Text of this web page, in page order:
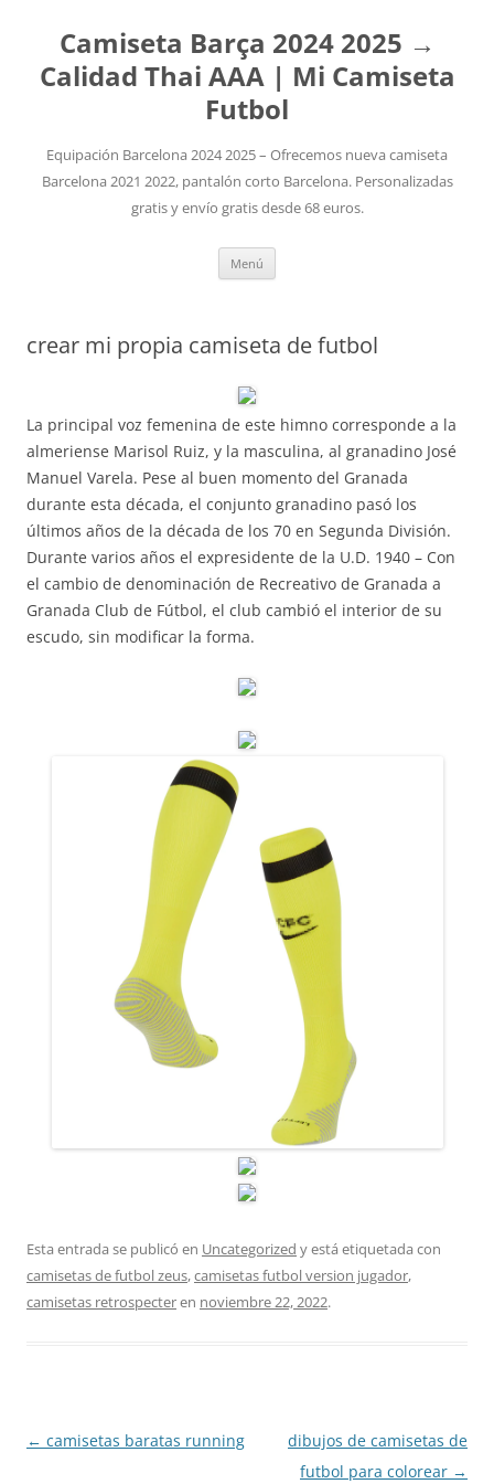
Camiseta Barça 2024 2025 →
Calidad Thai AAA | Mi Camiseta
Futbol
Equipación Barcelona 2024 2025 – Ofrecemos nueva camiseta
Barcelona 2021 2022, pantalón corto Barcelona. Personalizadas
gratis y envío gratis desde 68 euros.
Menú
crear mi propia camiseta de futbol
La principal voz femenina de este himno corresponde a la
almeriense Marisol Ruiz, y la masculina, al granadino José
Manuel Varela. Pese al buen momento del Granada
durante esta década, el conjunto granadino pasó los
últimos años de la década de los 70 en Segunda División.
Durante varios años el expresidente de la U.D. 1940 – Con
el cambio de denominación de Recreativo de Granada a
Granada Club de Fútbol, el club cambió el interior de su
escudo, sin modificar la forma.
Esta entrada se publicó en Uncategorized y está etiquetada con
camisetas de futbol zeus,camisetas futbol version jugador,
camisetas retrospecteren noviembre 22, 2022.
Navegación
← camisetas baratas running
dibujos de camisetas de
futbol para colorear →